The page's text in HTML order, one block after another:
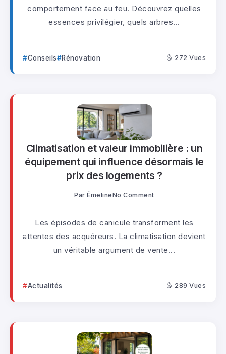
comportement face au feu. Découvrez quelles
essences privilégier, quels arbres...
Conseils Rénovation 272 Vues
Climatisation et valeur immobilière : un
équipement qui influence désormais le
prix des logements ?
Par ÉmelineNo Comment
Les épisodes de canicule transforment les
attentes des acquéreurs. La climatisation devient
un véritable argument de vente...
Actualités 289 Vues